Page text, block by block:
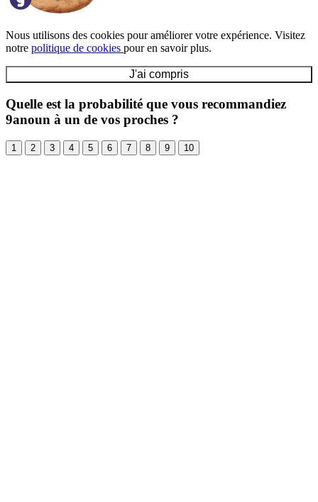
Nous utilisons des cookies pour améliorer votre expérience. Visitez
notre politique de cookies pour en savoir plus.
J'ai compris
Quelle est la probabilité que vous recommandiez
9anoun à un de vos proches ?
1 2 3 4 5 6 7 8 9 10